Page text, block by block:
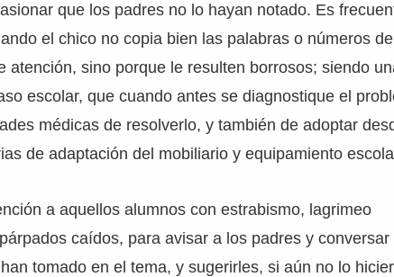
que los padres no lo hayan notado. Es
el chico no copia bien las palabras o números del
atención, sino porque le resulten borrosos; siendo
escolar, que cuando antes se diagnostique el
médicas de resolverlo, y también de adoptar
de adaptación del mobiliario y equipamiento
a aquellos alumnos con estrabismo, lagrimeo
caídos, para avisar a los padres y conversar
tomado en el tema, y sugerirles, si aún no lo